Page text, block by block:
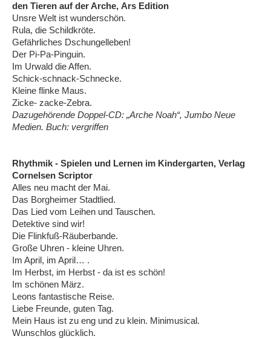
den Tieren auf der Arche, Ars Edition
Unsre Welt ist wunderschön.
Rula, die Schildkröte.
Gefährliches Dschungelleben!
Der Pi-Pa-Pinguin.
Im Urwald die Affen.
Schick-schnack-Schnecke.
Kleine flinke Maus.
Zicke- zacke-Zebra.
Dazugehörende Doppel-CD: „Arche Noah“, Jumbo Neue
Medien. Buch: vergriffen
Rhythmik - Spielen und Lernen im Kindergarten, Verlag
Cornelsen Scriptor
Alles neu macht der Mai.
Das Borgheimer Stadtlied.
Das Lied vom Leihen und Tauschen.
Detektive sind wir!
Die Flinkfuß-Räuberbande.
Große Uhren - kleine Uhren.
Im April, im April… .
Im Herbst, im Herbst - da ist es schön!
Im schönen März.
Leons fantastische Reise.
Liebe Freunde, guten Tag.
Mein Haus ist zu eng und zu klein. Minimusical.
Wunschlos glücklich.